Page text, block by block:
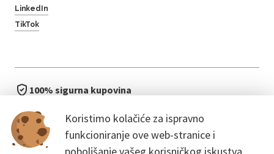
Koristimo kolačiće za ispravno
funkcioniranje ove web-stranice i
LinkedIn
TikTok
100% sigurna kupovina
bez čekanja u redu